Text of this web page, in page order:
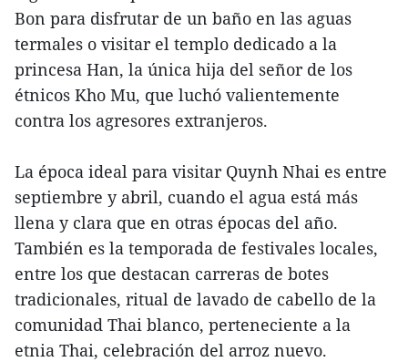
Bon para disfrutar de un baño en las aguas
termales o visitar el templo dedicado a la
princesa Han, la única hija del señor de los
étnicos Kho Mu, que luchó valientemente
contra los agresores extranjeros.
La época ideal para visitar Quynh Nhai es entre
septiembre y abril, cuando el agua está más
llena y clara que en otras épocas del año.
También es la temporada de festivales locales,
entre los que destacan carreras de botes
tradicionales, ritual de lavado de cabello de la
comunidad Thai blanco, perteneciente a la
etnia Thai, celebración del arroz nuevo.